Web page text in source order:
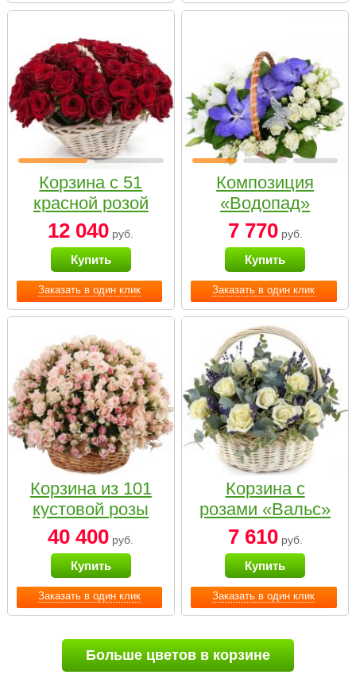
Заказать в один клик
Корзина с 51
красной розой
12 040 руб.
Купить
Заказать в один клик
Композиция
«Водопад»
7 770руб.
Купить
Заказать в один клик
Корзина из 101
кустовой розы
нежных тонов
40 400 руб.
Купить
Заказать в один клик
Корзина с
розами «Вальс»
7 610руб.
Купить
Больше цветов в корзине